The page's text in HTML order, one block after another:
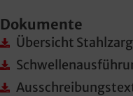
Dokumente
Übersicht